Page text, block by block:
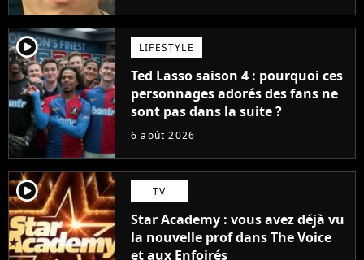
player2 LIFESTYLE
Ted Lasso saison 4 : pourquoi ces
personnages adorés des fans ne
sont pas dans la suite ?
6 août 2026
player2 TV
Star Academy : vous avez déjà vu
la nouvelle prof dans The Voice
et aux Enfoirés